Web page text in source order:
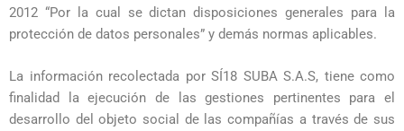
2012 “Por la cual se dictan disposiciones generales para la
protección de datos personales” y demás normas aplicables.
La información recolectada por SÍ18 SUBA S.A.S, tiene como
finalidad la ejecución de las gestiones pertinentes para el
desarrollo del objeto social de las compañías a través de sus